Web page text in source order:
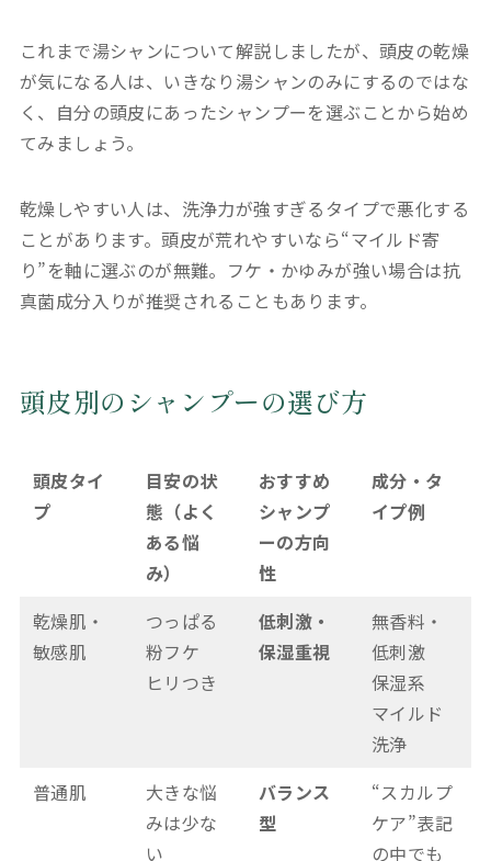
これまで湯シャンについて解説しましたが、頭皮の乾燥
が気になる人は、いきなり湯シャンのみにするのではな
く、自分の頭皮にあったシャンプーを選ぶことから始め
てみましょう。
乾燥しやすい人は、洗浄力が強すぎるタイプで悪化する
ことがあります。頭皮が荒れやすいなら“マイルド寄
り”を軸に選ぶのが無難。フケ・かゆみが強い場合は抗
真菌成分入りが推奨されることもあります。
頭皮別のシャンプーの選び方
頭皮タイ
プ
目安の状
態（よく
ある悩
み）
おすすめ
シャンプ
ーの方向
性
成分・タ
イプ例
乾燥肌・
敏感肌
つっぱる
粉フケ
ヒリつき
低刺激・
保湿重視
無香料・
低刺激
保湿系
マイルド
洗浄
普通肌
大きな悩
みは少な
い
バランス
型
“スカルプ
ケア”表記
の中でも